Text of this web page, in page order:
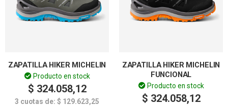
ZAPATILLA HIKER MICHELIN
Producto en stock
$ 324.058,12
3 cuotas de: $ 129.623,25
ZAPATILLA HIKER MICHELIN
FUNCIONAL
Producto en stock
$ 324.058,12